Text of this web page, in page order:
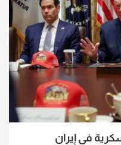
في إيران